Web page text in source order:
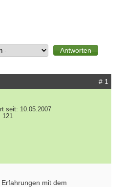
# 1
seit: 10.05.2007
121
mit dem